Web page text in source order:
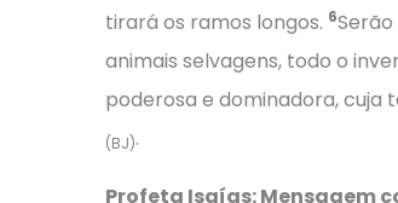
tirará os ramos longos. 6
animais selvagens, todo o
poderosa e dominadora, cuja
(BJ).
Profeta Isaías: Mensagem